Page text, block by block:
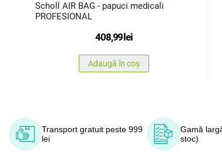
Scholl AIR BAG - papuci medicali
PROFESIONAL
408,99lei
Adaugă în coș
Transport gratuit peste 999
lei
Gamă
stoc)